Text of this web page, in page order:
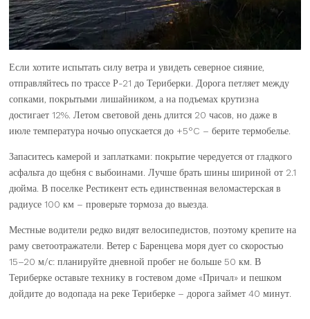
Если хотите испытать силу ветра и увидеть северное сияние,
отправляйтесь по трассе Р-21 до Териберки. Дорога петляет между
сопками, покрытыми лишайником, а на подъемах крутизна
достигает 12%. Летом световой день длится 20 часов, но даже в
июле температура ночью опускается до +5°C – берите термобелье.
Запаситесь камерой и заплатками: покрытие чередуется от гладкого
асфальта до щебня с выбоинами. Лучше брать шины шириной от 2.1
дюйма. В поселке Рестикент есть единственная веломастерская в
радиусе 100 км – проверьте тормоза до выезда.
Местные водители редко видят велосипедистов, поэтому крепите на
раму светоотражатели. Ветер с Баренцева моря дует со скоростью
15–20 м/с: планируйте дневной пробег не больше 50 км. В
Териберке оставьте технику в гостевом доме «Причал» и пешком
дойдите до водопада на реке Териберке – дорога займет 40 минут.